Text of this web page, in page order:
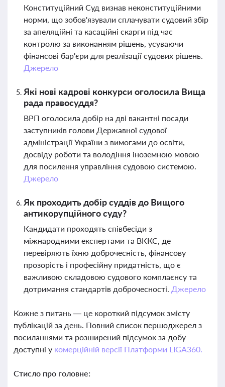
Конституційний Суд визнав неконституційними
норми, що зобов'язували сплачувати судовий збір
за апеляційні та касаційні скарги під час
контролю за виконанням рішень, усуваючи
фінансові бар'єри для реалізації судових рішень.
Джерело
Які нові кадрові конкурси оголосила Вища
рада правосуддя?
ВРП оголосила добір на дві вакантні посади
заступників голови Державної судової
адміністрації України з вимогами до освіти,
досвіду роботи та володіння іноземною мовою
для посилення управління судовою системою.
Джерело
Як проходить добір суддів до Вищого
антикорупційного суду?
Кандидати проходять співбесіди з
міжнародними експертами та ВККС, де
перевіряють їхню доброчесність, фінансову
прозорість і професійну придатність, що є
важливою складовою судового комплаєнсу та
дотримання стандартів доброчесності. Джерело
Кожне з питань — це короткий підсумок змісту
публікацій за день. Повний список першоджерел з
посиланнями та розширений підсумок за добу
доступні у комерційній версії Платформи LIGA360.
Стисло про головне: